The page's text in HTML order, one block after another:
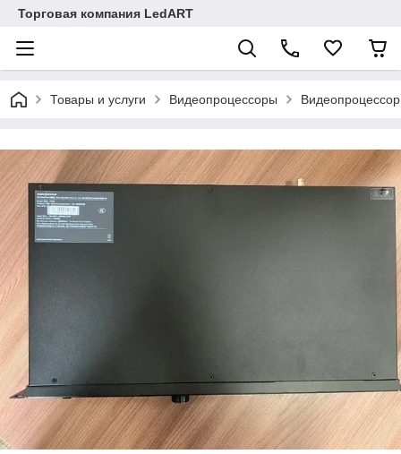
Торговая компания LedART
Товары и услуги Видеопроцессоры